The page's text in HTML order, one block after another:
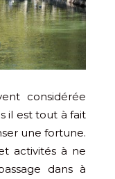
considérée
il est tout à fait
une fortune.
activités à ne
dans à